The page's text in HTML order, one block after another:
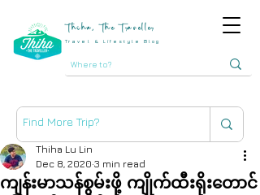
Thiha, The Traveller
Travel & Lifestyle Blog
ကျန်းမာသန်စွမ်းဖို့ ကျိုက်ထီးရိုးတောင်
Thiha Lu Lin
Dec 8, 2020 3 min read